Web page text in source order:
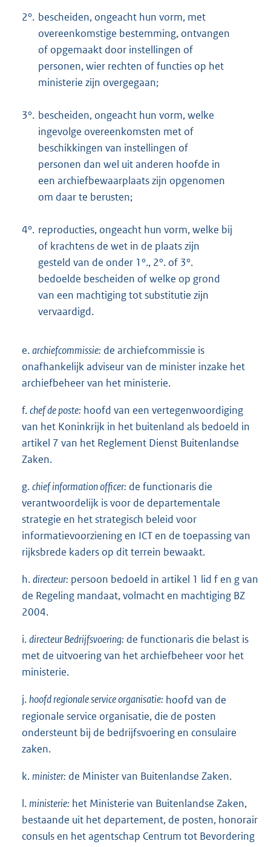
2°. bescheiden, ongeacht hun vorm, met
overeenkomstige bestemming, ontvangen
of opgemaakt door instellingen of
personen, wier rechten of functies op het
ministerie zijn overgegaan;
3°. bescheiden, ongeacht hun vorm, welke
ingevolge overeenkomsten met of
beschikkingen van instellingen of
personen dan wel uit anderen hoofde in
een archiefbewaarplaats zijn opgenomen
om daar te berusten;
4°. reproducties, ongeacht hun vorm, welke bij
of krachtens de wet in de plaats zijn
gesteld van de onder 1°., 2°. of 3°.
bedoelde bescheiden of welke op grond
van een machtiging tot substitutie zijn
vervaardigd.
e.archiefcommissie: de archiefcommissie is
onafhankelijk adviseur van de minister inzake het
archiefbeheer van het ministerie.
f.chef de poste: hoofd van een vertegenwoordiging
van het Koninkrijk in het buitenland als bedoeld in
artikel 7 van het Reglement Dienst Buitenlandse
Zaken.
g.chief information officer: de functionaris die
verantwoordelijk is voor de departementale
strategie en het strategisch beleid voor
informatievoorziening en ICT en de toepassing van
rijksbrede kaders op dit terrein bewaakt.
h.directeur: persoon bedoeld in artikel 1 lid f en g van
de Regeling mandaat, volmacht en machtiging BZ
2004.
i.directeur Bedrijfsvoering: de functionaris die belast is
met de uitvoering van het archiefbeheer voor het
ministerie.
j. hoofd regionale service organisatie: hoofd van de
regionale service organisatie, die de posten
ondersteunt bij de bedrijfsvoering en consulaire
zaken.
k. minister: de Minister van Buitenlandse Zaken.
l. ministerie: het Ministerie van Buitenlandse Zaken,
bestaande uit het departement, de posten, honorair
consuls en het agentschap Centrum tot Bevordering